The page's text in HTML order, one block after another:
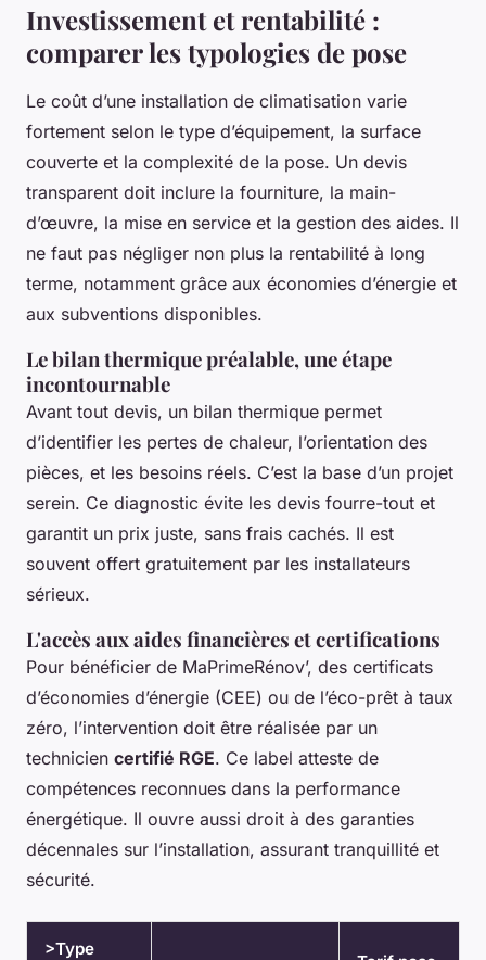
Investissement et rentabilité :
comparer les typologies de pose
Le coût d’une installation de climatisation varie
fortement selon le type d’équipement, la surface
couverte et la complexité de la pose. Un devis
transparent doit inclure la fourniture, la main-
d’œuvre, la mise en service et la gestion des aides. Il
ne faut pas négliger non plus la rentabilité à long
terme, notamment grâce aux économies d’énergie et
aux subventions disponibles.
Le bilan thermique préalable, une étape
incontournable
Avant tout devis, un bilan thermique permet
d’identifier les pertes de chaleur, l’orientation des
pièces, et les besoins réels. C’est la base d’un projet
serein. Ce diagnostic évite les devis fourre-tout et
garantit un prix juste, sans frais cachés. Il est
souvent offert gratuitement par les installateurs
sérieux.
L'accès aux aides financières et certifications
Pour bénéficier de MaPrimeRénov’, des certificats
d’économies d’énergie (CEE) ou de l’éco-prêt à taux
zéro, l’intervention doit être réalisée par un
technicien certifié RGE. Ce label atteste de
compétences reconnues dans la performance
énergétique. Il ouvre aussi droit à des garanties
décennales sur l’installation, assurant tranquillité et
sécurité.
>Type